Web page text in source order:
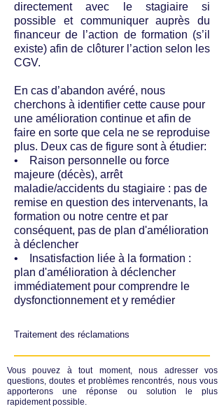
directement avec le stagiaire si
possible et communiquer auprès du
financeur de l’action de formation (s’il
existe) afin de clôturer l’action selon les
CGV.
En cas d’abandon avéré, nous
cherchons à identifier cette cause pour
une amélioration continue et afin de
faire en sorte que cela ne se reproduise
plus. Deux cas de figure sont à étudier:
• Raison personnelle ou force
majeure (décès), arrêt
maladie/accidents du stagiaire : pas de
remise en question des intervenants, la
formation ou notre centre et par
conséquent, pas de plan d'amélioration
à déclencher
• Insatisfaction liée à la formation :
plan d'amélioration à déclencher
immédiatement pour comprendre le
dysfonctionnement et y remédier
Traitement des réclamations
Vous pouvez à tout moment, nous adresser vos
questions, doutes et problèmes rencontrés, nous vous
apporterons une réponse ou solution le plus
rapidement possible.